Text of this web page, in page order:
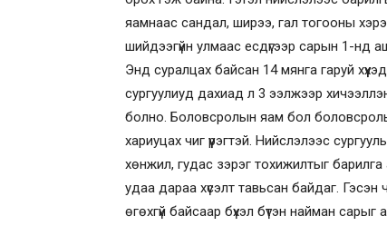
яамнаас сандал, ширээ, гал тогооны
шийдээгүйн улмаас есдүгээр сарын 1-нд
Энд суралцах байсан 14 мянга гаруй
сургуулиуд дахиад л 3 ээлжээр
болно. Боловсролын яам бол
хариуцах чиг үүрэгтэй. Нийслэлээс
хөнжил, гудас зэрэг тохижилтыг
удаа дараа хүсэлт тавьсан байдаг.
өгөхгүй байсаар бүхэл бүтэн найман